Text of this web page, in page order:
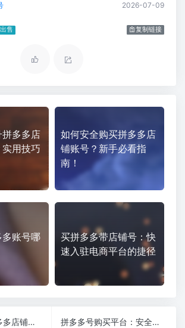
2026-07-09
售 复制链接
多多店
用技巧
如何安全购买拼多多店
铺账号？新手必看指
南！
账号哪
买拼多多带店铺号：快
速入驻电商平台的捷径
如何快速提升拼多多店铺账号粉丝？实用技巧大公开！
拼多多号购买平台：安全便捷的电商账号交易新选择